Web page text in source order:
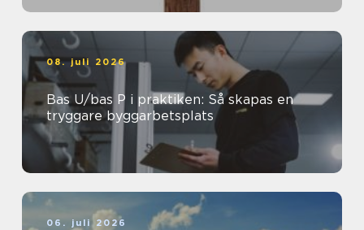
08. juli 2026
Bas U/bas P i praktiken: Så skapas en
tryggare byggarbetsplats
06. juli 2026